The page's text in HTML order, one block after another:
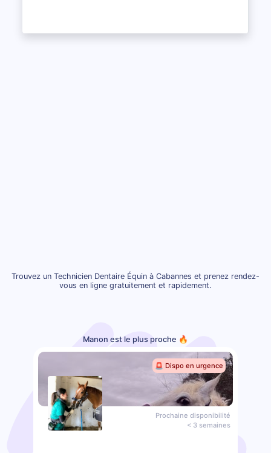
Trouvez un Technicien Dentaire Équin à Cabannes et prenez rendez-
vous en ligne gratuitement et rapidement.
Manon est le plus proche 🔥
🚨 Dispo en urgence
Prochaine disponibilité
< 3 semaines